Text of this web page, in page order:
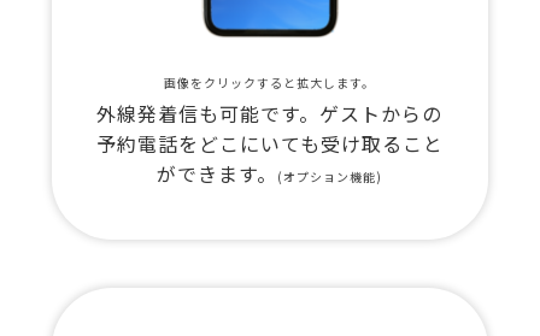
画像をクリックすると拡大します。
外線発着信も可能です。ゲストからの
予約電話をどこにいても受け取ること
ができます。
(オプション機能)